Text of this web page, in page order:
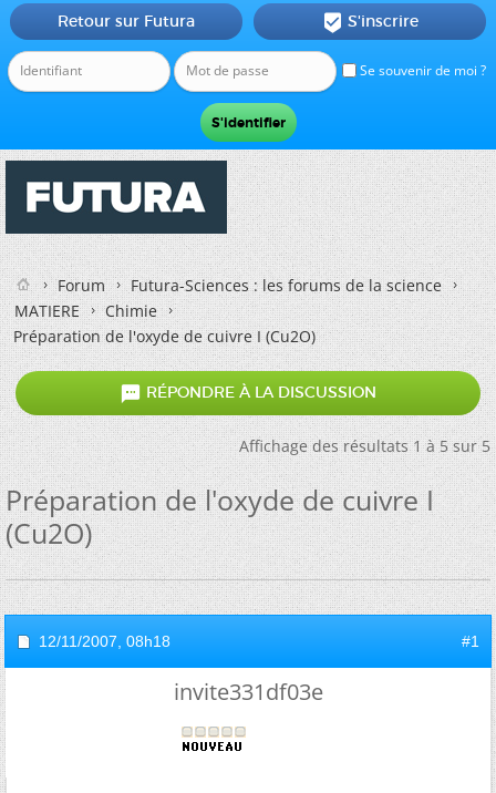
Se souvenir de moi ?
Retour sur Futura  S'inscrire
Forum
Futura-Sciences : les forums de la science
MATIERE
Chimie
Préparation de l'oxyde de cuivre I (Cu2O)
 RÉPONDRE À LA DISCUSSION
Affichage des résultats 1 à 5 sur 5
Préparation de l'oxyde de cuivre I
(Cu2O)
12/11/2007, 08h18 #1
invite331df03e